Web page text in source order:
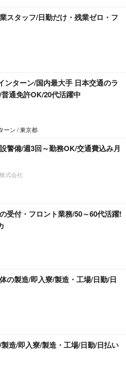
スタッフ/日勤だけ・残業ゼロ・フ
ンターン/国内最大手 日本交通のラ
通免許OK/20代活躍中
ーン / 東京都
警備/週3回～勤務OK/交通費込み月
式会社
受付・フロント業務/50～60代活躍!
の製造/即入寮/製造・工場/日勤/日
製造/即入寮/製造・工場/日勤/日払い